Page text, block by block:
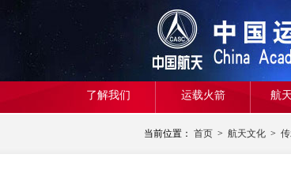
了解我们 运载火箭 航
当前位置： 首页 > 航天文化 >